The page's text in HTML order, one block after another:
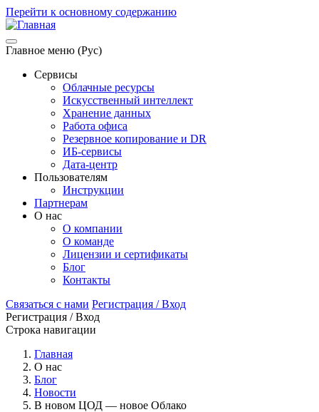
Перейти к основному содержанию
Главное меню (Рус)
Сервисы
Облачные ресурсы
Искусственный интеллект
Хранение данных
Работа офиса
Резервное копирование и DR
ИБ-сервисы
Дата-центр
Пользователям
Инструкции
Партнерам
О нас
О компании
О команде
Лицензии и сертификаты
Блог
Контакты
Связаться с нами Регистрация / Вход
Регистрация / Вход
Строка навигации
Главная
О нас
Блог
Новости
В новом ЦОД — новое Облако